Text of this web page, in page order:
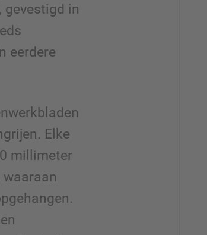
gevestigd in
eerdere
Elke
millimeter